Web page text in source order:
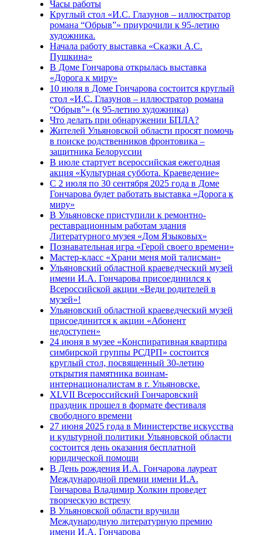
Часы работы
Круглый стол «И.С. Глазунов – иллюстратор
романа “Обрыв”» приурочили к 95-летию
художника.
Начала работу выставка «Сказки А.С.
Пушкина»
В Доме Гончарова открылась выставка
«Дорога к миру»
10 июля в Доме Гончарова состоится круглый
стол «И.С. Глазунов – иллюстратор романа
“Обрыв”» (к 95-летию художника)
Что делать при обнаружении БПЛА?
Жителей Ульяновской области просят помочь
в поиске родственников фронтовика –
защитника Белоруссии
В июле стартует всероссийская ежегодная
акция «Культурная суббота. Краеведение»
С 2 июля по 30 сентября 2025 года в Доме
Гончарова будет работать выставка «Дорога к
миру»
В Ульяновске приступили к ремонтно-
реставрационным работам здания
Литературного музея «Дом Языковых»
Познавательная игра «Герой своего времени»
Мастер-класс «Храни меня мой талисман»
Ульяновский областной краеведческий музей
имени И.А. Гончарова присоединился к
Всероссийской акции «Веди родителей в
музей»!
Ульяновский областной краеведческий музей
присоединится к акции «Абонент
недоступен»
24 июня в музее «Конспиративная квартира
симбирской группы РСДРП» состоится
круглый стол, посвященный 30-летию
открытия памятника воинам-
интернационалистам в г. Ульяновске.
XLVII Всероссийский Гончаровский
праздник прошел в формате фестиваля
свободного времени
27 июня 2025 года в Министерстве искусства
и культурной политики Ульяновской области
состоится день оказания бесплатной
юридической помощи
В День рождения И.А. Гончарова лауреат
Международной премии имени И.А.
Гончарова Владимир Холкин проведет
творческую встречу
В Ульяновской области вручили
Международную литературную премию
имени И.А. Гончарова